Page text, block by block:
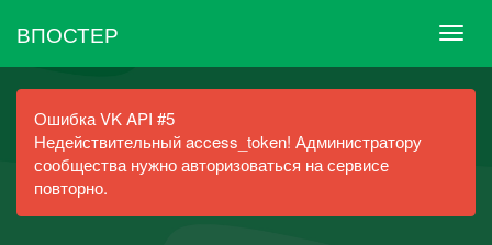
ВПОСТЕР
Ошибка VK API #5
Недействительный access_token! Администратору
сообщества нужно авторизоваться на сервисе
повторно.